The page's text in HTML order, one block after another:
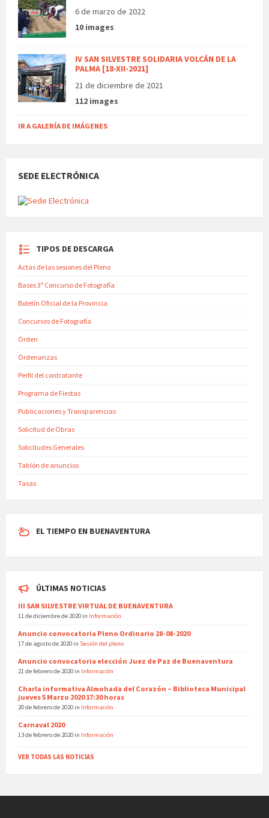
6 de marzo de 2022
10 images
IV SAN SILVESTRE SOLIDARIA VOLCÁN DE LA
PALMA [18-XII-2021]
21 de diciembre de 2021
112 images
IR A GALERÍA DE IMÁGENES
SEDE ELECTRÓNICA
TIPOS DE DESCARGA
Actas de las sesiones del Pleno
Bases 3º Concurso de Fotografía
Boletín Oficial de la Provincia
Concursos de Fotografía
Orden
Ordenanzas
Perfil del contratante
Programa de Fiestas
Publicaciones y Transparencias
Solicitud de Obras
Solicitudes Generales
Tablón de anuncios
Tasas
EL TIEMPO EN BUENAVENTURA
ÚLTIMAS NOTICIAS
III SAN SILVESTRE VIRTUAL DE BUENAVENTURA
11 de diciembre de 2020 in Información
Anuncio convocatoria Pleno Ordinario 28-08-2020
17 de agosto de 2020 in Sesión del pleno
Anuncio convocatoria elección Juez de Paz de Buenaventura
21 de febrero de 2020 in Información
Charla informativa Almohada del Corazón – Biblioteca Municipal
jueves 5 Marzo 2020 17:30 horas
20 de febrero de 2020 in Información
Carnaval 2020
13 de febrero de 2020 in Información
VER TODAS LAS NOTICIAS